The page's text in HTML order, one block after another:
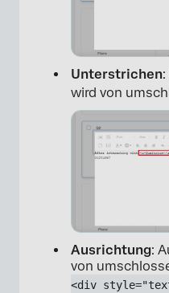
Unterstrichen
wird von
Ausrichtung:
von
<div